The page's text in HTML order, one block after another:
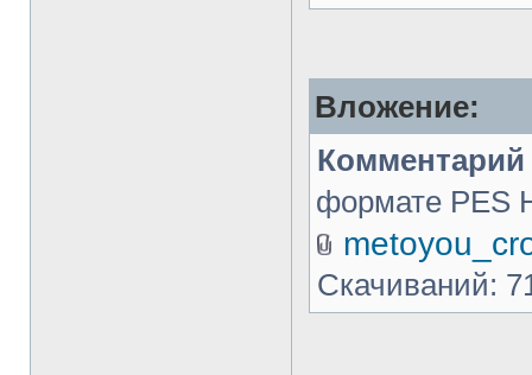
Вложение:
формате PES
Скачиваний: